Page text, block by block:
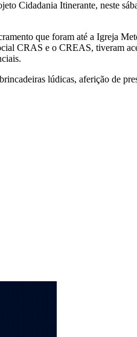
Cidadania Itinerante, neste
que foram até a Igreja
CRAS e o CREAS, tiveram
lúdicas, aferição de